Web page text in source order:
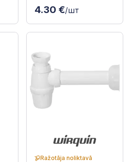
4.30 €/шт
Ražotāja noliktavā